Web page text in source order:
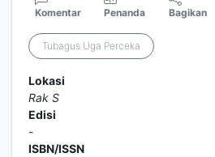
Komentar Penanda Bagikan
Tubagus Uga Perceka
Lokasi
Rak S
Edisi
-
ISBN/ISSN